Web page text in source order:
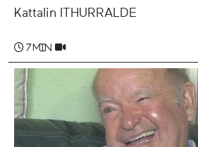
Kattalin ITHURRALDE
7 min